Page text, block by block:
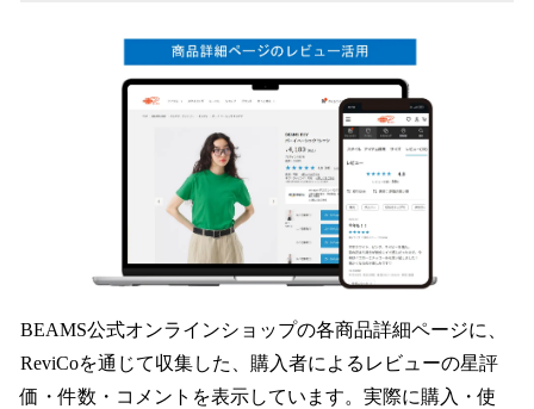
BEAMS公式オンラインショップの各商品詳細ページに、
ReviCoを通じて収集した、購入者によるレビューの星評
価・件数・コメントを表示しています。実際に購入・使